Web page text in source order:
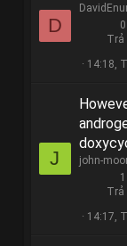
D
0
Trả
14:18,
J
john-
1
Trả
14:17,